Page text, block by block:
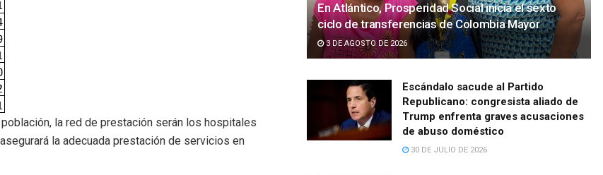
la red de prestación serán los hospitales
la adecuada prestación de servicios en
En Atlántico, Prosperidad Social inicia el sexto
ciclo de transferencias de Colombia Mayor
3 DE AGOSTO DE 2026
Escándalo sacude al Partido
Republicano: congresista aliado de
Trump enfrenta graves acusaciones
de abuso doméstico
30 DE JULIO DE 2026